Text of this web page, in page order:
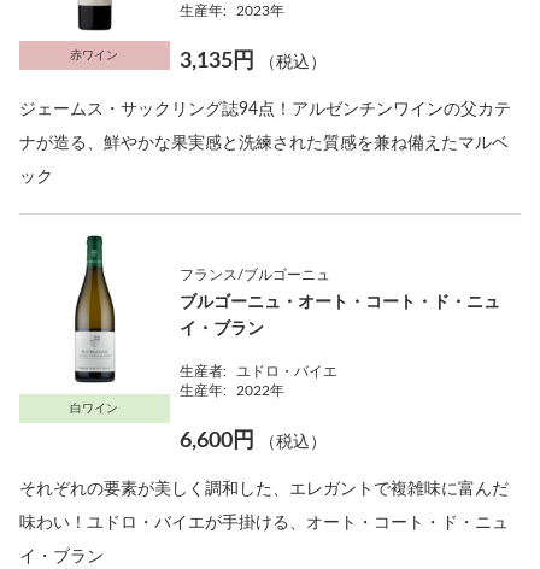
赤ワイン
生産年:
2023年
3,135円 （税込）
ジェームス・サックリング誌94点！アルゼンチンワインの父カテ
ナが造る、鮮やかな果実感と洗練された質感を兼ね備えたマルベ
ック
白ワイン
フランス/ブルゴーニュ
ブルゴーニュ・オート・コート・ド・ニュ
イ・ブラン
生産者:
ユドロ・バイエ
生産年:
2022年
6,600円 （税込）
それぞれの要素が美しく調和した、エレガントで複雑味に富んだ
味わい！ユドロ・バイエが手掛ける、オート・コート・ド・ニュ
イ・ブラン